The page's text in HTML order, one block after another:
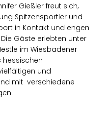
Gießler freut sich,
Spitzensportler und
in Kontakt und engen
Gäste erlebten unter
im Wiesbadener
hessischen
und
mit verschiedene